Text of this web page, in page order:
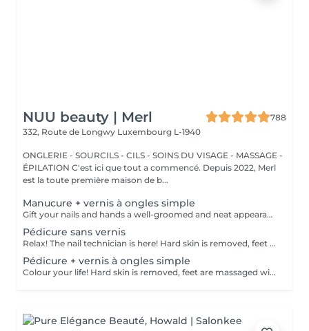
NUU beauty | Merl
788
332, Route de Longwy Luxembourg L-1940
ONGLERIE - SOURCILS - CILS - SOINS DU VISAGE - MASSAGE -
ÉPILATION C'est ici que tout a commencé. Depuis 2022, Merl
est la toute première maison de b...
Manucure + vernis à ongles simple
Gift your nails and hands a well-groomed and neat appearance! Your technician will effectively remove dead skin cells, shape and file nails, and buff the outer surface. A regular nail polish is applied at the end of this treatment. Our masters do edged, hardware, or combined manicure. How is manicure with simple nail polish done? - rough skin is removed - the shape of the nail plate is corrected - the cuticle and side ridges are corrected - nail polish is applied - cuticle oil and hand cream are applied Age restrictions: recommended to do from 14 years. Post procedure recommendations: there are no post recommendations for this procedure. Frequency: once in 3 weeks.
Pédicure sans vernis
Relax! The nail technician is here! Hard skin is removed, feet are massaged with deep conditioning creams leaving them softer and smoother. Cuticles will be made neat and tidy and toenails will be perfectly shaped. Our masters do hardware pedicure. How is pedicure without polish done? - rough skin is removed - the shape of the nail plate is corrected - heels are cleaned - the cuticle and side ridges are corrected - cuticle oil and feet cream are applied Age restrictions: recommended to do from 14 years. Post procedure recommendations: there are no post recommendations for this procedure. Frequency: once in 3-4 weeks.
Pédicure + vernis à ongles simple
Colour your life! Hard skin is removed, feet are massaged with deep conditioning creams leaving them softer and smoother. Cuticles will be made neat and tidy and toenails will be perfectly shaped. A regular nail polish is applied at the end of this treatment. Our masters do hardware pedicure. How is pedicure + simple nail polish done? - rough skin is removed - the shape of the nail plate is corrected - heels are cleaned - the cuticle and side ridges are corrected - nail polish is applied - cuticle oil and feet cream is applied Age restrictions: recommended to do from 14 years. Post procedure recommendations: there are no post recommendations for this procedure. Frequency: once in 3-4 weeks.